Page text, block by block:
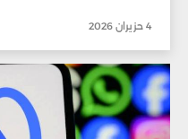
4 حزيران 2026